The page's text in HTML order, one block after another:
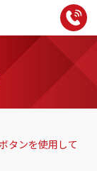
タンを使用して